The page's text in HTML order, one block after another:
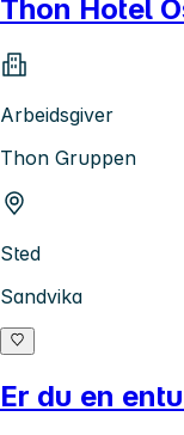
Thon Hotel
Arbeidsgiver
Thon Gruppen
Sted
Sandvika
Er du en